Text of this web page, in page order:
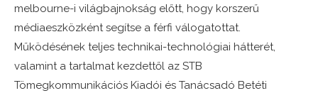
melbourne-i világbajnokság előtt, hogy korszerű
médiaeszközként segítse a férfi válogatottat.
Működésének teljes technikai-technológiai hátterét,
valamint a tartalmat kezdettől az STB
Tömegkommunikációs Kiadói és Tanácsadó Betéti